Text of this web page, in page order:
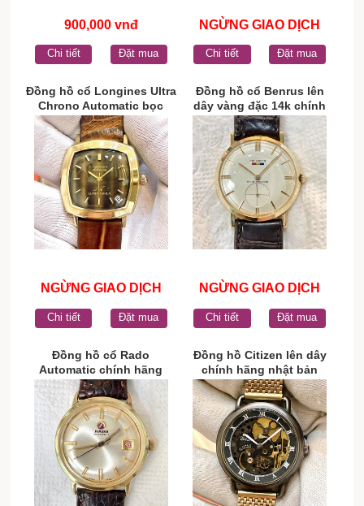
900,000 vnđ
Chi tiết Đặt mua
NGỪNG GIAO DỊCH
Chi tiết Đặt mua
Đồng hồ cổ Longines Ultra
Chrono Automatic bọc
vàng chính hãng Thụy Sĩ
NGỪNG GIAO DỊCH
Chi tiết Đặt mua
Đồng hồ cổ Benrus lên
dây vàng đặc 14k chính
hãng Thụy Sĩ
NGỪNG GIAO DỊCH
Chi tiết Đặt mua
Đồng hồ cổ Rado
Automatic chính hãng
Thụy Sĩ
Đồng hồ Citizen lên dây
chính hãng nhật bản